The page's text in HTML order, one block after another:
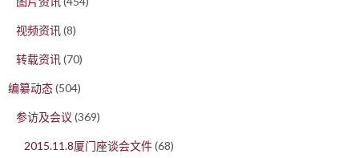
视频资讯(8)
转载资讯(70)
编纂动态(504)
参访及会议 (369)
2015.11.8厦门座谈会文件(68)